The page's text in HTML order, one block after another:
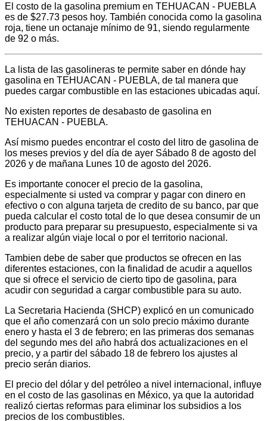
El costo de la gasolina premium en TEHUACAN - PUEBLA
es de $27.73 pesos hoy. También conocida como la gasolina
roja, tiene un octanaje mínimo de 91, siendo regularmente
de 92 o más.
La lista de las gasolineras te permite saber en dónde hay
gasolina en TEHUACAN - PUEBLA, de tal manera que
puedes cargar combustible en las estaciones ubicadas aquí.
No existen reportes de desabasto de gasolina en
TEHUACAN - PUEBLA.
Así mismo puedes encontrar el costo del litro de gasolina de
los meses previos y del día de ayer Sábado 8 de agosto del
2026 y de mañana Lunes 10 de agosto del 2026.
Es importante conocer el precio de la gasolina,
especialmente si usted va comprar y pagar con dinero en
efectivo o con alguna tarjeta de credito de su banco, par que
pueda calcular el costo total de lo que desea consumir de un
producto para preparar su presupuesto, especialmente si va
a realizar algún viaje local o por el territorio nacional.
Tambien debe de saber que productos se ofrecen en las
diferentes estaciones, con la finalidad de acudir a aquellos
que si ofrece el servicio de cierto tipo de gasolina, para
acudir con seguridad a cargar combustible para su auto.
La Secretaria Hacienda (SHCP) explicó en un comunicado
que el año comenzará con un solo precio máximo durante
enero y hasta el 3 de febrero; en las primeras dos semanas
del segundo mes del año habrá dos actualizaciones en el
precio, y a partir del sábado 18 de febrero los ajustes al
precio serán diarios.
El precio del dólar y del petróleo a nivel internacional, influye
en el costo de las gasolinas en México, ya que la autoridad
realizó ciertas reformas para eliminar los subsidios a los
precios de los combustibles.